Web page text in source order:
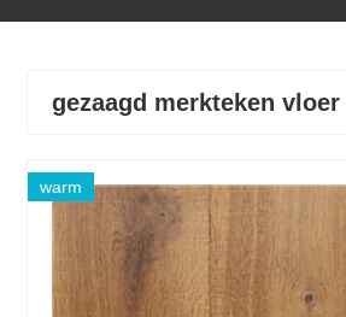
gezaagd merkteken vloer
warm